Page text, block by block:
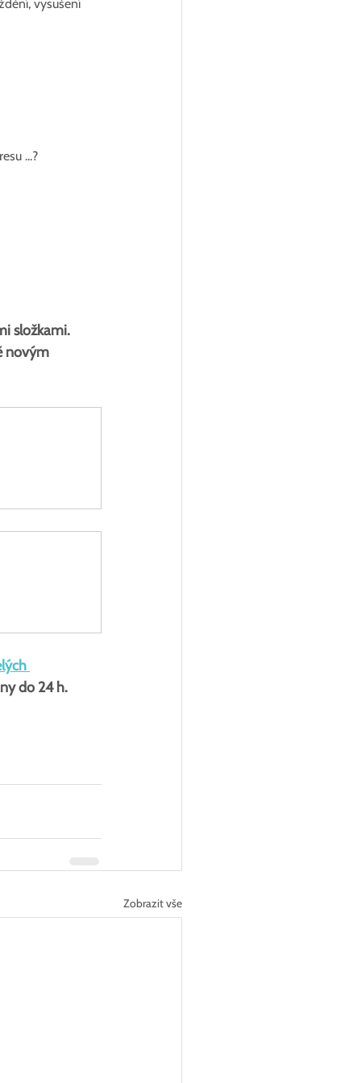
vysušení
...?
složkami.
novým
do 24 h.
Zobrazit vše